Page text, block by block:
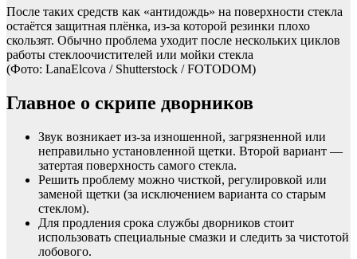
После таких средств как «антидождь» на поверхности стекла
остаётся защитная плёнка, из-за которой резинки плохо
скользят. Обычно проблема уходит после нескольких циклов
работы стеклоочистителей или мойки стекла
(Фото: LanaElcova / Shutterstock / FOTODOM)
Главное о скрипе дворников
Звук возникает из-за изношенной, загрязненной или
неправильно установленной щетки. Второй вариант —
затертая поверхность самого стекла.
Решить проблему можно чисткой, регулировкой или
заменой щетки (за исключением варианта со старым
стеклом).
Для продления срока службы дворников стоит
использовать специальные смазки и следить за чистотой
лобового.